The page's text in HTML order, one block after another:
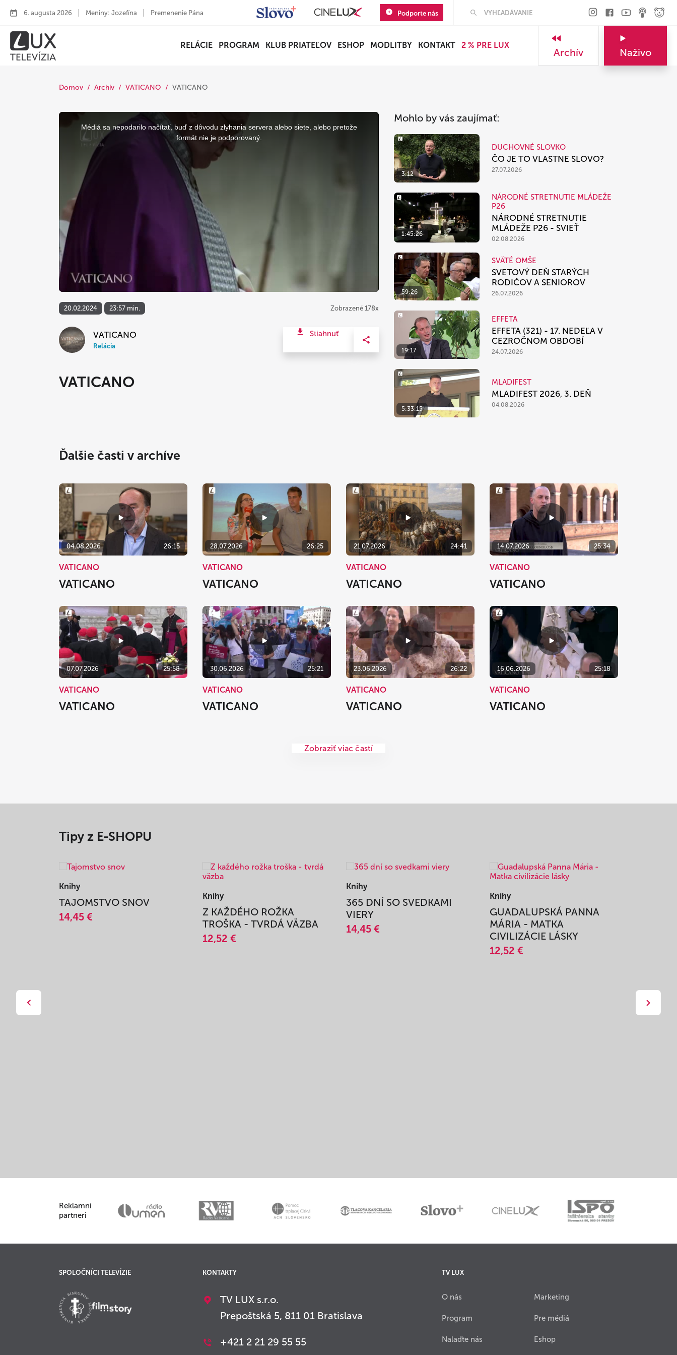
6. augusta 2026 Meniny: Jozefína Premenenie Pána Podporte nás
RELÁCIE PROGRAM KLUB PRIATEĽOV ESHOP MODLITBY KONTAKT 2 % PRE LUX
Archív Naživo
Domov Archív VATICANO VATICANO
This
Médiá sa nepodarilo načítať, buď z dôvodu zlyhania servera alebo siete, alebo pretože
formát nie je podporovaný.
20.02.2024 23:57 min. Zobrazené 178x
VATICANO
Relácia
Stiahnuť
VATICANO
Mohlo by vás zaujímať:
3:12
DUCHOVNÉ SLOVKO
ČO JE TO VLASTNE SLOVO?
27.07.2026
1:45:26
NÁRODNÉ STRETNUTIE MLÁDEŽE
P26
NÁRODNÉ STRETNUTIE
MLÁDEŽE P26 - SVIEŤ
02.08.2026
59:26
SVÄTÉ OMŠE
SVETOVÝ DEŇ STARÝCH
RODIČOV A SENIOROV
26.07.2026
19:17
EFFETA
EFFETA (321) - 17. NEDEĽA V
CEZROČNOM OBDOBÍ
24.07.2026
5:33:15
MLADIFEST
MLADIFEST 2026, 3. DEŇ
04.08.2026
Ďalšie časti v archíve
04.08.2026 26:15
VATICANO
VATICANO
28.07.2026 26:25
VATICANO
VATICANO
21.07.2026 24:41
VATICANO
VATICANO
14.07.2026 25:34
VATICANO
VATICANO
07.07.2026 25:58
VATICANO
VATICANO
30.06.2026 25:21
VATICANO
VATICANO
23.06.2026 26:22
VATICANO
VATICANO
16.06.2026 25:18
VATICANO
VATICANO
Zobraziť viac častí
Tipy z E-SHOPU
Knihy
TAJOMSTVO SNOV
14,45 €
Knihy
Z KAŽDÉHO ROŽKA
TROŠKA - TVRDÁ VÄZBA
12,52 €
Knihy
365 DNÍ SO SVEDKAMI
VIERY
14,45 €
Knihy
GUADALUPSKÁ PANNA
MÁRIA - MATKA
CIVILIZÁCIE LÁSKY
12,52 €
Reklamní
partneri
SPOLOČNÍCI TELEVÍZIE KONTAKTY
TV LUX s.r.o.
Prepoštská 5, 811 01 Bratislava
+421 2 21 29 55 55
TV LUX
O nás
Program
Nalaďte nás
Marketing
Pre médiá
Eshop